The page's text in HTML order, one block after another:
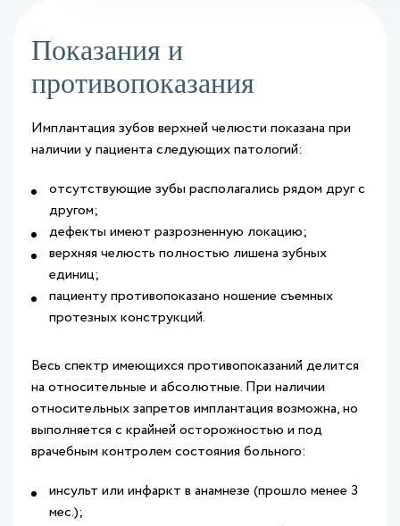
Показания и
противопоказания
Имплантация зубов верхней челюсти показана при
наличии у пациента следующих патологий:
отсутствующие зубы располагались рядом друг с
другом;
дефекты имеют разрозненную локацию;
верхняя челюсть полностью лишена зубных
единиц;
пациенту противопоказано ношение съемных
протезных конструкций.
Весь спектр имеющихся противопоказаний делится
на относительные и абсолютные. При наличии
относительных запретов имплантация возможна, но
выполняется с крайней осторожностью и под
врачебным контролем состояния больного:
инсульт или инфаркт в анамнезе (прошло менее 3
мес.);